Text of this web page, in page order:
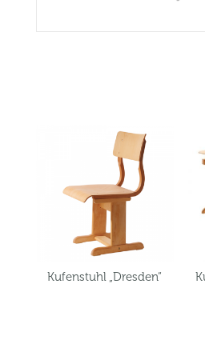
Kufenstuhl „Dresden“